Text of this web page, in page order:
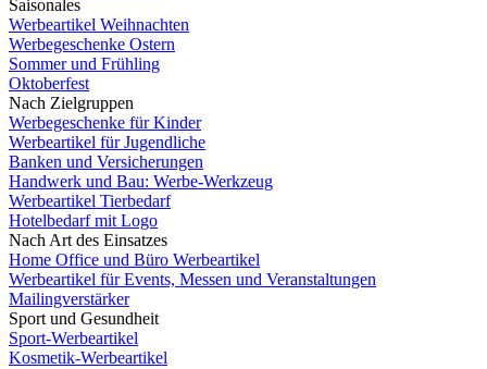
Saisonales
Werbeartikel Weihnachten
Werbegeschenke Ostern
Sommer und Frühling
Oktoberfest
Nach Zielgruppen
Werbegeschenke für Kinder
Werbeartikel für Jugendliche
Banken und Versicherungen
Handwerk und Bau: Werbe-Werkzeug
Werbeartikel Tierbedarf
Hotelbedarf mit Logo
Nach Art des Einsatzes
Home Office und Büro Werbeartikel
Werbeartikel für Events, Messen und Veranstaltungen
Mailingverstärker
Sport und Gesundheit
Sport-Werbeartikel
Kosmetik-Werbeartikel